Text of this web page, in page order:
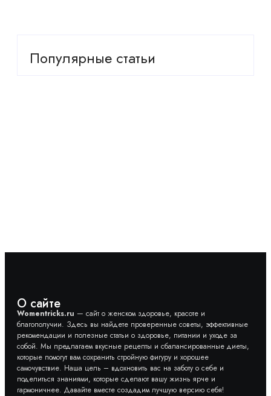
Популярные статьи
О сайте
Womentricks.ru — сайт о женском здоровье, красоте и
благополучии. Здесь вы найдете проверенные советы, эффективные
рекомендации и полезные статьи о здоровье, питании и уходе за
собой. Мы предлагаем вкусные рецепты и сбалансированные диеты,
которые помогут вам сохранить стройную фигуру и хорошее
самочувствие. Наша цель – вдохновить вас на заботу о себе и
поделиться знаниями, которые сделают вашу жизнь ярче и
гармоничнее. Давайте вместе создадим лучшую версию себя!